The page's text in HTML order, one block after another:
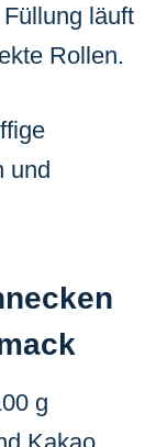
läuft
Rollen.
und
g